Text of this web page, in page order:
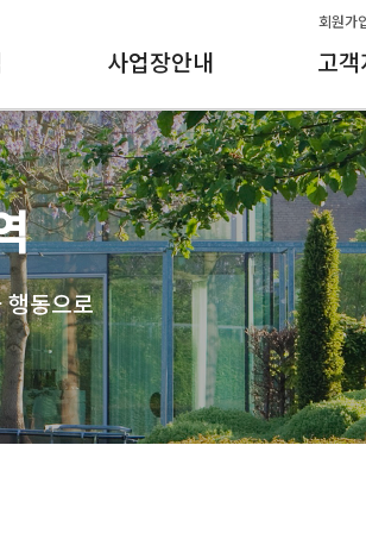
회원가
사업장안내 고객
행동으로